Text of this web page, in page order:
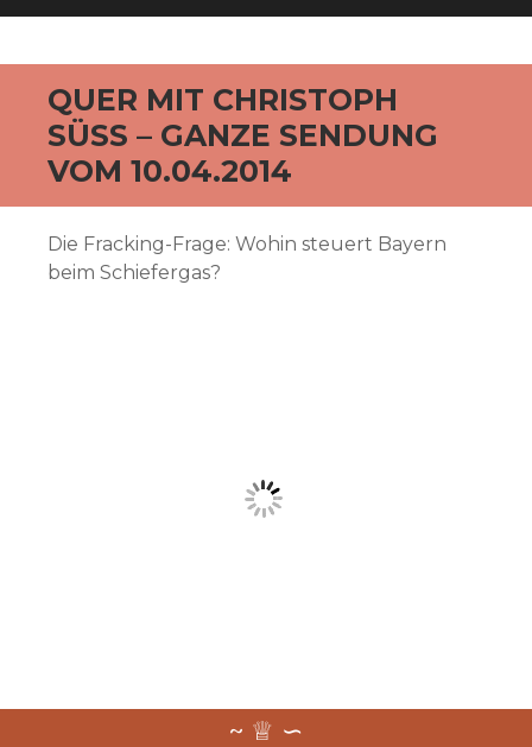
QUER MIT CHRISTOPH
SÜSS – GANZE SENDUNG V
OM 10.04.2014
Die Fracking-Frage: Wohin steuert Bayern
beim Schiefergas?